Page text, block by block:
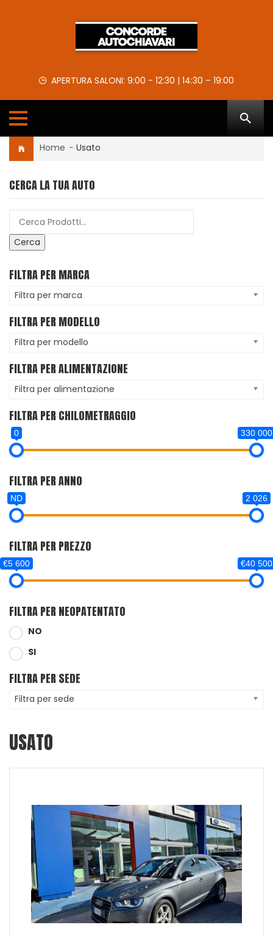
APERTURA SALONI: 9:00 - 12:30 | 14:30 – 19:00
Home - Usato
CERCA LA TUA AUTO
Cerca
FILTRA PER MARCA
Filtra per marca
FILTRA PER MODELLO
Filtra per modello
FILTRA PER ALIMENTAZIONE
Filtra per alimentazione
FILTRA PER CHILOMETRAGGIO
0 330 000
FILTRA PER ANNO
ND 2 026
FILTRA PER PREZZO
€5 600 €40 500
FILTRA PER NEOPATENTATO
NO
SI
FILTRA PER SEDE
Filtra per sede
USATO